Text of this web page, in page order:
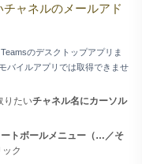
ャネルのメールアド
のデスクトップアプリま
バイルアプリでは取得できませ
りたいチャネル名にカーソル
ートボールメニュー（…／そ
ク